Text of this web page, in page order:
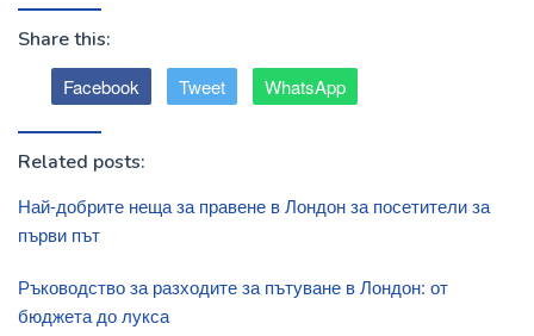
Share this:
Facebook Tweet WhatsApp
Related posts:
Най-добрите неща за правене в Лондон за посетители за
първи път
Ръководство за разходите за пътуване в Лондон: от
бюджета до лукса